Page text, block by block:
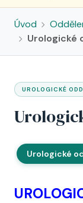
Úvod
Urologické
UROLOGICKÉ
Urologické